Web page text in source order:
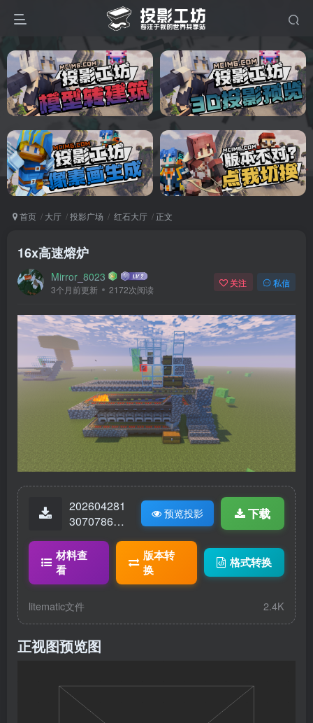
首页 大厅 投影广场 红石大厅 正文
16x高速熔炉
Mirror_8023
3个月前更新 2172次阅读
关注 私信
202604281
30707863-
炉.litematic
预览投影 下载
材料查
看
版本转
换
格式转换
litematic文件 2.4K
正视图预览图